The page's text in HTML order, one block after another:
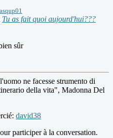
Tu as fait quoi aujourd'hui???
sûr
ne facesse strumento di
della vita", Madonna Del
david38
participer à la conversation.